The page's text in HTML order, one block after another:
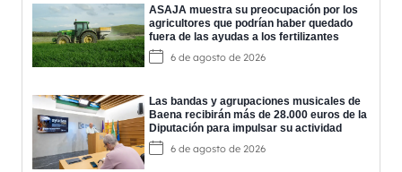
ASAJA muestra su preocupación por los
agricultores que podrían haber quedado
fuera de las ayudas a los fertilizantes
6 de agosto de 2026
Las bandas y agrupaciones musicales de
Baena recibirán más de 28.000 euros de la
Diputación para impulsar su actividad
6 de agosto de 2026